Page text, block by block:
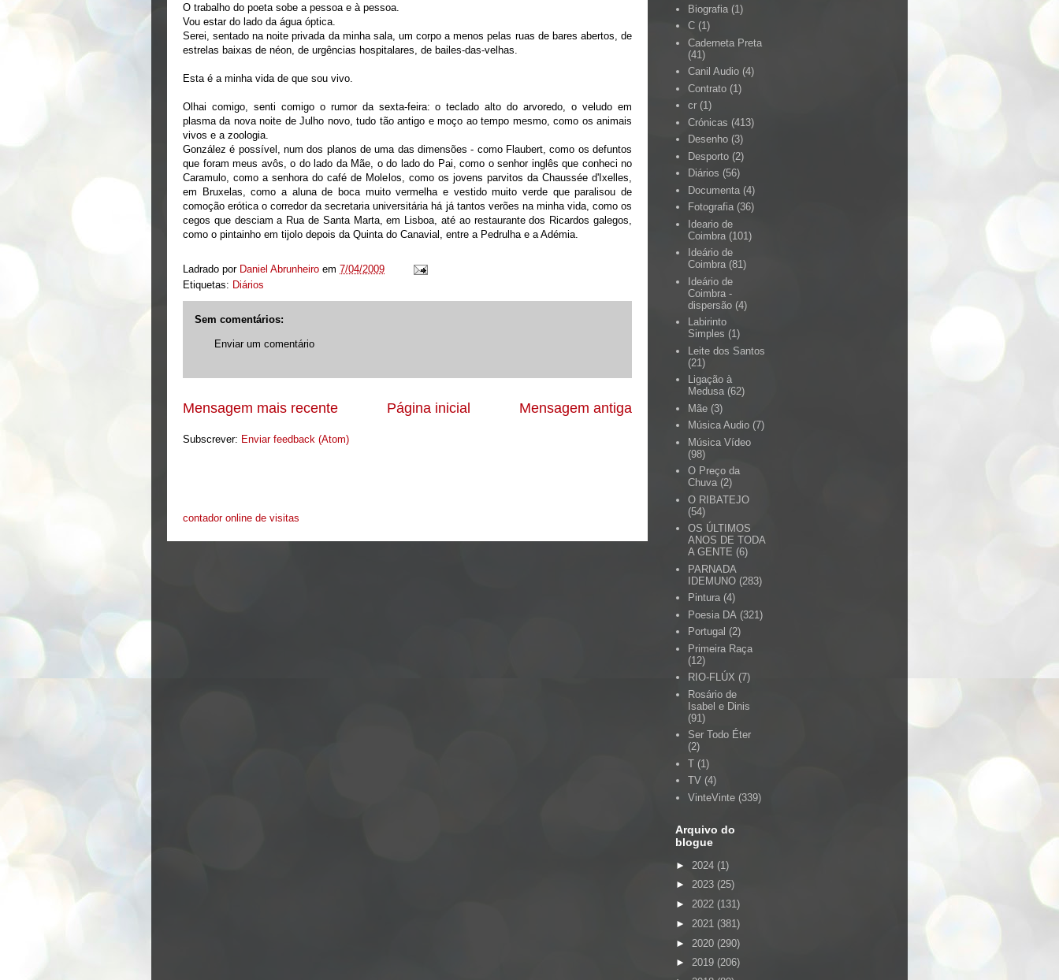
O trabalho do poeta sobe a pessoa e à pessoa.
Vou estar do lado da água óptica.
Serei, sentado na noite privada da minha sala, um corpo a menos pelas ruas de bares abertos, de
estrelas baixas de néon, de urgências hospitalares, de bailes-das-velhas.
Esta é a minha vida de que sou vivo.
Olhai comigo, senti comigo o rumor da sexta-feira: o teclado alto do arvoredo, o veludo em
plasma da nova noite de Julho novo, tudo tão antigo e moço ao tempo mesmo, como os animais
vivos e a zoologia.
González é possível, num dos planos de uma das dimensões - como Flaubert, como os defuntos
que foram meus avôs, o do lado da Mãe, o do lado do Pai, como o senhor inglês que conheci no
Caramulo, como a senhora do café de Molelos, como os jovens parvitos da Chaussée d'Ixelles,
em Bruxelas, como a aluna de boca muito vermelha e vestido muito verde que paralisou de
comoção erótica o corredor da secretaria universitária há já tantos verões na minha vida, como os
cegos que desciam a Rua de Santa Marta, em Lisboa, até ao restaurante dos Ricardos galegos,
como o pintainho em tijolo depois da Quinta do Canavial, entre a Pedrulha e a Adémia.
Ladrado por Daniel Abrunheiro em 7/04/2009
Etiquetas: Diários
Sem comentários:
Enviar um comentário
Mensagem mais recente Mensagem antiga
Página inicial
Subscrever: Enviar feedback (Atom)
contador online de visitas
Biografia (1)
C (1)
Caderneta Preta
(41)
Canil Audio (4)
Contrato (1)
cr (1)
Crónicas (413)
Desenho (3)
Desporto (2)
Diários (56)
Documenta (4)
Fotografia (36)
Ideario de
Coimbra (101)
Ideário de
Coimbra (81)
Ideário de
Coimbra -
dispersão (4)
Labirinto
Simples (1)
Leite dos Santos
(21)
Ligação à
Medusa (62)
Mãe (3)
Música Audio (7)
Música Vídeo
(98)
O Preço da
Chuva (2)
O RIBATEJO
(54)
OS ÚLTIMOS
ANOS DE TODA
A GENTE (6)
PARNADA
IDEMUNO (283)
Pintura (4)
Poesia DA (321)
Portugal (2)
Primeira Raça
(12)
RIO-FLÚX (7)
Rosário de
Isabel e Dinis
(91)
Ser Todo Éter
(2)
T (1)
TV (4)
VinteVinte (339)
Arquivo do
blogue
► 2024 (1)
► 2023 (25)
► 2022 (131)
► 2021 (381)
► 2020 (290)
► 2019 (206)